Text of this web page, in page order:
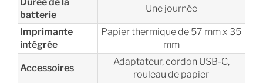
batterie
Une journée
Imprimante
intégrée
Papier thermique de 57 mm x 35
mm
Accessoires
Adaptateur, cordon USB-C,
rouleau de papier